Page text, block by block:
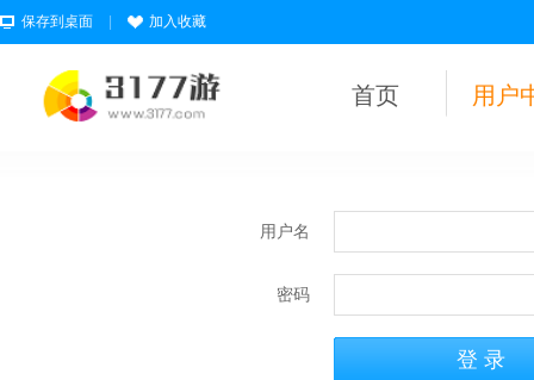
保存到桌面 加入收藏
首页 用户
用户名
密码